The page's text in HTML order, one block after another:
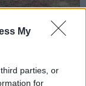
My
parties, or
for
“
di ciliegia
di freschezza,